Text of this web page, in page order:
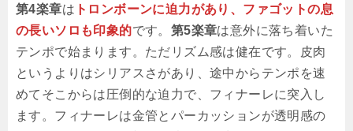
第4楽章は トロンボーンに迫力があり、ファゴットの息
の長いソロも印象的です。 第5楽章は意外に落ち着いた
テンポで始まります。ただリズム感は健在です。皮肉
というよりはシリアスさがあり、途中からテンポを速
めてそこからは圧倒的な迫力で、フィナーレに突入し
ます。フィナーレは金管とパーカッションが透明感の